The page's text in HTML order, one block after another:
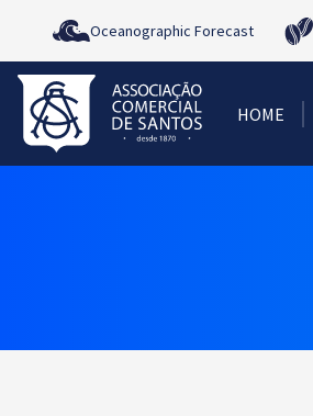
Oceanographic Forecast
HOME